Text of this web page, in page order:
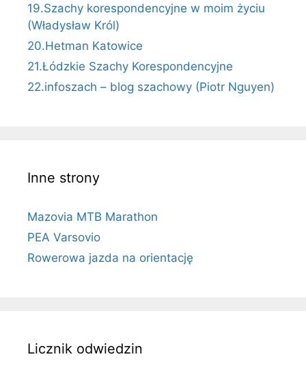
19.Szachy korespondencyjne w moim życiu
(Władysław Król)
20.Hetman Katowice
21.Łódzkie Szachy Korespondencyjne
22.infoszach – blog szachowy (Piotr Nguyen)
Inne strony
Mazovia MTB Marathon
PEA Varsovio
Rowerowa jazda na orientację
Licznik odwiedzin